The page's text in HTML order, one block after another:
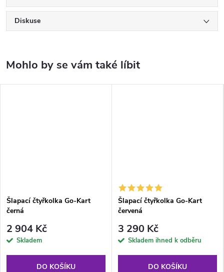
Diskuse
Šlapací čtyřkolka Go-Kart
černá
2 904 Kč
Skladem
DO KOŠÍKU
Šlapací čtyřkolka Go-Kart
červená
3 290 Kč
Skladem ihned k odběru
DO KOŠÍKU